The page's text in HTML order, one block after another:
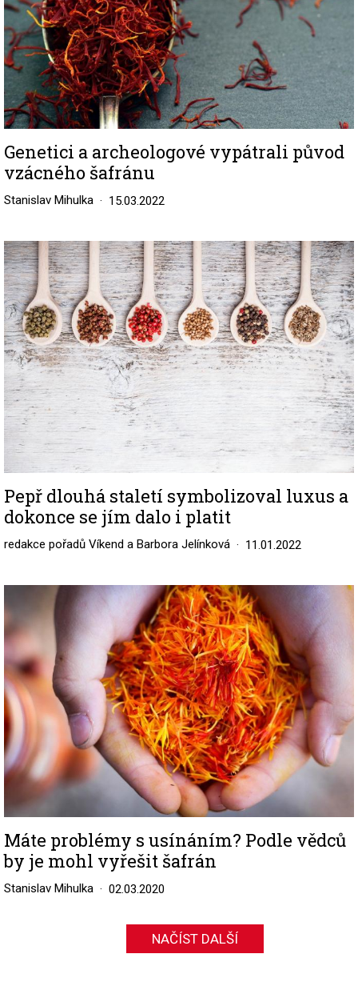
Genetici a archeologové vypátrali původ
vzácného šafránu
Stanislav Mihulka 15.03.2022
Image
Pepř dlouhá staletí symbolizoval luxus a
dokonce se jím dalo i platit
redakce pořadů Víkend a Barbora Jelínková 11.01.2022
Máte problémy s usínáním? Podle vědců
by je mohl vyřešit šafrán
Stanislav Mihulka 02.03.2020
NAČÍST DALŠÍ